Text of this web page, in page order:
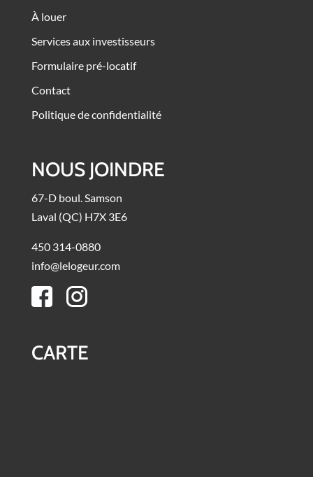
À louer
Services aux investisseurs
Formulaire pré-locatif
Contact
Politique de confidentialité
NOUS JOINDRE
67-D boul. Samson
Laval (QC) H7X 3E6
450 314-0880
info@lelogeur.com
CARTE